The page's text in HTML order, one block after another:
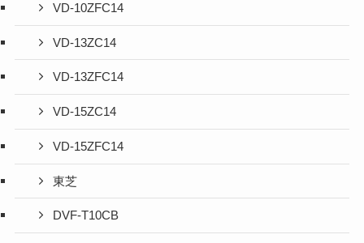
VD-10ZFC14
VD-13ZC14
VD-13ZFC14
VD-15ZC14
VD-15ZFC14
東芝
DVF-T10CB